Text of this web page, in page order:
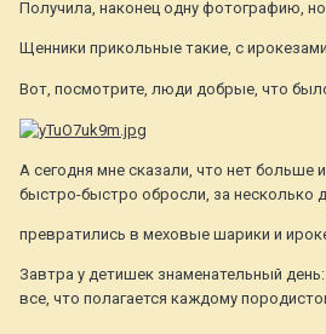
Получила, наконец одну фотографию,
Щенники прикольные такие, с
Вот, посмотрите, люди добрые, что
А сегодня мне сказали, что нет больше
быстро-быстро обросли, за несколько
превратились в меховые шарики и
Завтра у детишек знаменательный
все, что полагается каждому